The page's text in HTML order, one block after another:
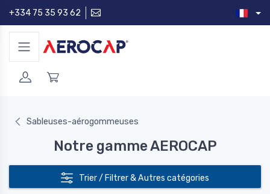
+334 75 35 93 62
Sableuses-aérogommeuses
Notre gamme AEROCAP
Trier / Filtrer & Autres catégories